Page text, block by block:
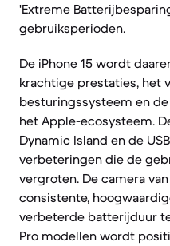
'Extreme
gebruiksperioden.
De iPhone 15 wordt
krachtige prestaties, het
besturingssysteem en
het Apple-ecosysteem.
Dynamic Island en de
verbeteringen die de
vergroten. De camera
consistente,
verbeterde batterijduur
Pro modellen wordt